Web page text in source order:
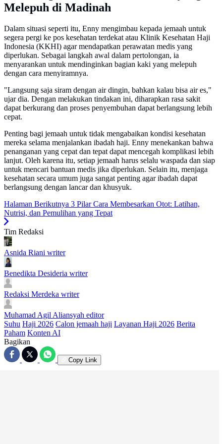
Melepuh di Madinah
Dalam situasi seperti itu, Enny mengimbau kepada jemaah untuk
segera pergi ke pos kesehatan terdekat atau Klinik Kesehatan Haji
Indonesia (KKHI) agar mendapatkan perawatan medis yang
diperlukan. Sebagai langkah awal dalam pertolongan, ia
menyarankan untuk mendinginkan bagian kaki yang melepuh
dengan cara menyiramnya.
"Langsung saja siram dengan air dingin, bahkan kalau bisa air es,"
ujar dia. Dengan melakukan tindakan ini, diharapkan rasa sakit
dapat berkurang dan proses penyembuhan dapat berlangsung lebih
cepat.
Penting bagi jemaah untuk tidak mengabaikan kondisi kesehatan
mereka selama menjalankan ibadah haji. Enny menekankan bahwa
penanganan yang cepat dan tepat dapat mencegah komplikasi lebih
lanjut. Oleh karena itu, setiap jemaah harus selalu waspada dan siap
untuk mencari bantuan medis jika diperlukan. Selain itu, menjaga
kesehatan secara umum juga sangat penting agar ibadah dapat
berlangsung dengan lancar dan khusyuk.
Halaman Berikutnya 3 Pilar Cara Membesarkan Otot: Latihan,
Nutrisi, dan Pemulihan yang Tepat
Tim Redaksi
Asnida Riani writer
Benedikta Desideria writer
Redaksi Merdeka writer
Muhamad Agil Aliansyah editor
Suhu Haji 2026 Calon jemaah haji Layanan Haji 2026 Berita
Paham Konten AI
Bagikan
Copy Link